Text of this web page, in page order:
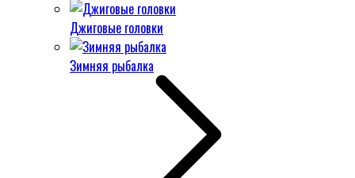
Джиговые головки
Зимняя рыбалка